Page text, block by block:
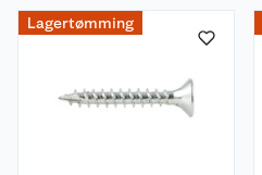
Lagertømming
Kundeservice
Nyheter